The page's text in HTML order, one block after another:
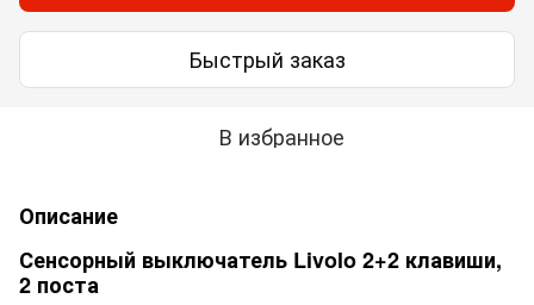
Быстрый заказ
В избранное
Описание
Сенсорный выключатель Livolo 2+2 клавиши,
2 поста